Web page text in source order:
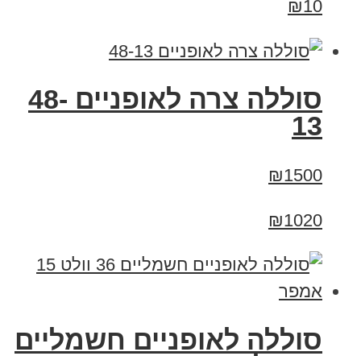
₪10
סוללה צרה לאופניים 48-
13
₪1500
₪1020
סוללה לאופניים חשמליים